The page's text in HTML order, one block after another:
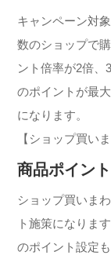
キャンペーン対
数のショップで
ント倍率が2倍、
のポイントが最
になります。
【ショップ買い
商品ポイン
ショップ買いま
ト施策になりま
のポイント設定も